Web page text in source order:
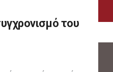
του